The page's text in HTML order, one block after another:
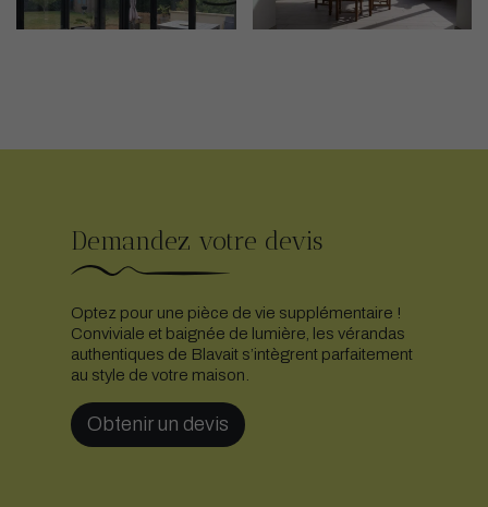
Demandez votre devis
Optez pour une pièce de vie supplémentaire !
Conviviale et baignée de lumière, les vérandas
authentiques de Blavait s’intègrent parfaitement
au style de votre maison.
Obtenir un devis